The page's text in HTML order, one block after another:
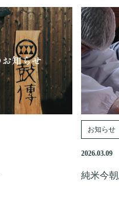
お知らせ
2026.03.09
純米今